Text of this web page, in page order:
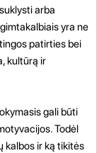
arba
yra ne
patirties bei
kultūrą ir
gali būti
Todėl
kalbos ir ką tikitės